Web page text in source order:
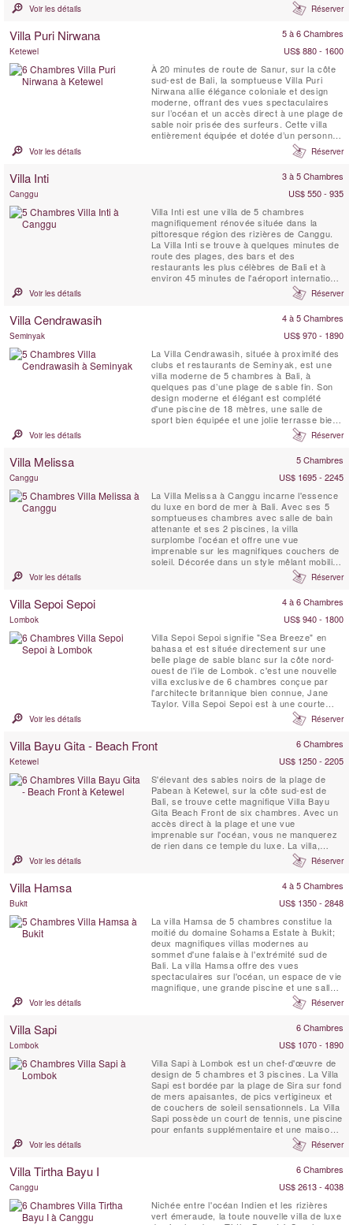
tranquillement répartis tout du long sur une
étendue vallonnée de pelouses de 5000
Voir les détails Réserver
Villa Puri Nirwana 5 à 6 Chambres
Ketewel
US$ 880 - 1600
À 20 minutes de route de Sanur, sur la côte
sud-est de Bali, la somptueuse Villa Puri
Nirwana allie élégance coloniale et design
moderne, offrant des vues spectaculaires
sur l’océan et un accès direct à une plage de
sable noir prisée des surfeurs. Cette villa
entièrement équipée et dotée d’un personnel
professionnel peut accueillir confortablement
jusqu’à 20 personnes dans six grandes
sa salle multimédia, ses pavillons ...
Voir les détails Réserver
Villa Inti 3 à 5 Chambres
Canggu
US$ 550 - 935
Villa Inti est une villa de 5 chambres
magnifiquement rénovée située dans la
pittoresque région des rizières de Canggu.
La Villa Inti se trouve à quelques minutes de
route des plages, des bars et des
restaurants les plus célèbres de Bali et à
environ 45 minutes de l'aéroport international
de Bali. Offrant des vues spectaculaires sur
les rizières en terrasses verdoyantes, elle
bénéficiant d'une intimité totale par rapport
Voir les détails Réserver
Villa Cendrawasih 4 à 5 Chambres
Seminyak
US$ 970 - 1890
La Villa Cendrawasih, située à proximité des
clubs et restaurants de Seminyak, est une
villa moderne de 5 chambres à Bali, à
quelques pas d’une plage de sable fin. Son
design moderne et élégant est complété
d'une piscine de 18 mètres, une salle de
sport bien équipée et une jolie terrasse bien
exposée,. Cendrawasih est parfaite aussi
bien pour des vacances tranquilles en
Voir les détails Réserver
Villa Melissa 5 Chambres
Canggu
US$ 1695 - 2245
La Villa Melissa à Canggu incarne l'essence
du luxe en bord de mer à Bali. Avec ses 5
somptueuses chambres avec salle de bain
attenante et ses 2 piscines, la villa
surplombe l’océan et offre une vue
imprenable sur les magnifiques couchers de
soleil. Décorée dans un style mêlant mobilier
balinais contemporain et antique, la Villa
Melissa dégage une ambiance moderne et
Ici, vous vous sentirez comme chez vous –
Voir les détails Réserver
Villa Sepoi Sepoi 4 à 6 Chambres
Lombok
US$ 940 - 1800
Villa Sepoi Sepoi signifie "Sea Breeze" en
bahasa et est située directement sur une
belle plage de sable blanc sur la côte nord-
ouest de l'île de Lombok. c'est une nouvelle
villa exclusive de 6 chambres conçue par
l'architecte britannique bien connue, Jane
Taylor. Villa Sepoi Sepoi est à une courte
distance de vol de Bali, Perth et Singapour.
Voir les détails Réserver
Villa Bayu Gita - Beach Front 6 Chambres
Ketewel
US$ 1250 - 2205
S'élevant des sables noirs de la plage de
Pabean à Ketewel, sur la côte sud-est de
Bali, se trouve cette magnifique Villa Bayu
Gita Beach Front de six chambres. Avec un
accès direct à la plage et une vue
imprenable sur l'océan, vous ne manquerez
de rien dans ce temple du luxe. La villa,
composée d'une équipe professionnelle et
dévouée, dispose d'un fabuleux éventail
dispose d'un home cinéma ultramoderne,
Voir les détails Réserver
Villa Hamsa 4 à 5 Chambres
Bukit
US$ 1350 - 2848
La villa Hamsa de 5 chambres constitue la
moitié du domaine Sohamsa Estate à Bukit;
deux magnifiques villas modernes au
sommet d'une falaise à l'extrémité sud de
Bali. La villa Hamsa offre des vues
spectaculaires sur l'océan, un espace de vie
magnifique, une grande piscine et une salle
de massage. Entièrement dotée en
personnel, comprenant un chef qualifié et un
Hamsa est parfaite pour les clients
recherchant des vacances en ...
Voir les détails Réserver
Villa Sapi 6 Chambres
Lombok
US$ 1070 - 1890
Villa Sapi à Lombok est un chef-d'œuvre de
design de 5 chambres et 3 piscines. La Villa
Sapi est bordée par la plage de Sira sur fond
de mers apaisantes, de pics vertigineux et
de couchers de soleil sensationnels. La Villa
Sapi possède un court de tennis, une piscine
pour enfants supplémentaire et une maison
d'hôtes indépendante de 2 chambres. Sapi à
l'architecture funky, sur un terrain de
cuisine gastronomique. Le vaste jardin en...
Voir les détails Réserver
Villa Tirtha Bayu I 6 Chambres
Canggu
US$ 2613 - 4038
Nichée entre l'océan Indien et les rizières
vert émeraude, la toute nouvelle villa de luxe